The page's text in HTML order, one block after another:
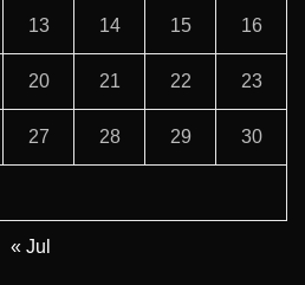
13 14 15 16
20 21 22 23
27 28 29 30
« Jul